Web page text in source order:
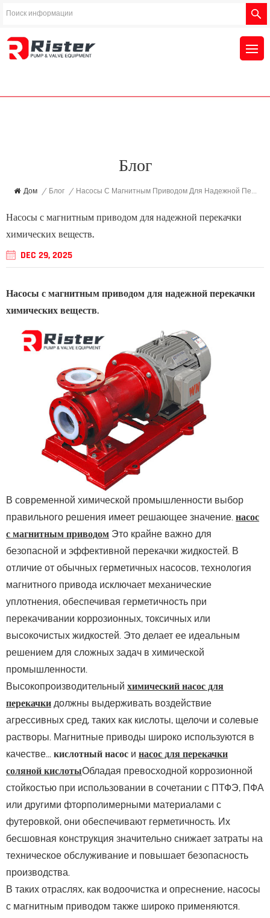
Блог
Дом / Блог / Насосы С Магнитным Приводом Для Надежной Перекачки Химических Веществ.
Насосы с магнитным приводом для надежной перекачки
химических веществ.
DEC 29, 2025
Насосы с магнитным приводом для надежной перекачки
химических веществ.
В современной химической промышленности выбор
правильного решения имеет решающее значение. насос
с магнитным приводом Это крайне важно для
безопасной и эффективной перекачки жидкостей. В
отличие от обычных герметичных насосов, технология
магнитного привода исключает механические
уплотнения, обеспечивая герметичность при
перекачивании коррозионных, токсичных или
высокочистых жидкостей. Это делает ее идеальным
решением для сложных задач в химической
промышленности.
Высокопроизводительный химический насос для
перекачки должны выдерживать воздействие
агрессивных сред, таких как кислоты, щелочи и солевые
растворы. Магнитные приводы широко используются в
качестве... кислотный насос и насос для перекачки
соляной кислотыОбладая превосходной коррозионной
стойкостью при использовании в сочетании с ПТФЭ, ПФА
или другими фторполимерными материалами с
футеровкой, они обеспечивают герметичность. Их
бесшовная конструкция значительно снижает затраты на
техническое обслуживание и повышает безопасность
производства.
В таких отраслях, как водоочистка и опреснение, насосы
с магнитным приводом также широко применяются.